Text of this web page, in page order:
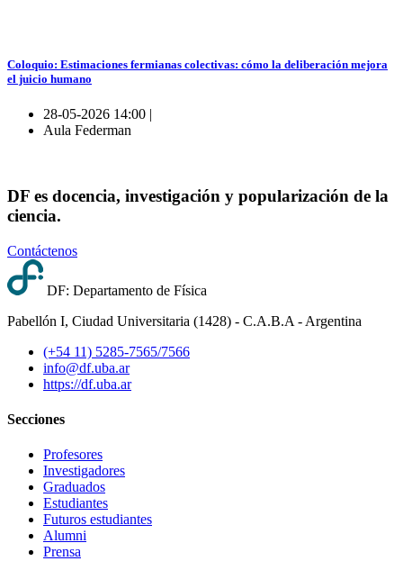
Coloquio: Estimaciones fermianas colectivas: cómo la deliberación mejora
el juicio humano
28-05-2026 14:00 |
Aula Federman
DF es docencia, investigación y popularización de la
ciencia.
Contáctenos
DF: Departamento de Física
Pabellón I, Ciudad Universitaria (1428) - C.A.B.A - Argentina
(+54 11) 5285-7565/7566
info@df.uba.ar
https://df.uba.ar
Secciones
Profesores
Investigadores
Graduados
Estudiantes
Futuros estudiantes
Alumni
Prensa